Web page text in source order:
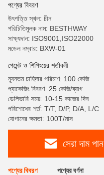
পণ্যের বিবরণ
উৎপত্তি স্থল: চীন
পরিচিতিমুলক নাম: BESTHWAY
সাক্ষ্যদান: ISO9001,ISO22000
মডেল নম্বার: BXW-01
পেমেন্ট ও শিপিংয়ের শর্তাবলী
ন্যূনতম চাহিদার পরিমাণ: 100 কেজি
প্যাকেজিং বিবরণ: 25 কেজি/ব্যাগ
ডেলিভারি সময়: 10-15 কাজের দিন
পরিশোধের শর্ত: T/T, D/P, D/A, L/C
যোগানের ক্ষমতা: 100T/মাস
সেরা দাম পান
পণ্যের বিবরণ পণ্যের বর্ণনা